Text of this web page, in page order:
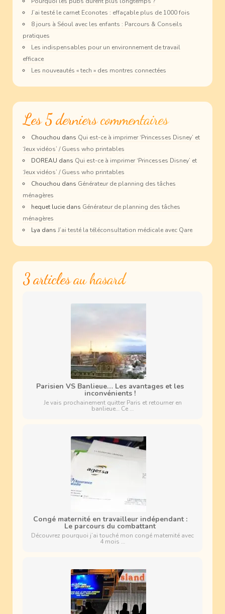
J’ai testé le carnet Econotes : effaçable plus de 1000 fois
8 jours à Séoul avec les enfants : Parcours & Conseils
pratiques
Les indispensables pour un environnement de travail
efficace
Les nouveautés « tech » des montres connectées
Les 5 derniers commentaires
Chouchou dans Qui est-ce à imprimer ‘Princesses Disney’ et
‘Jeux vidéos’ / Guess who printables
DOREAU dans Qui est-ce à imprimer ‘Princesses Disney’ et
‘Jeux vidéos’ / Guess who printables
Chouchou dans Générateur de planning des tâches
ménagères
hequet lucie dans Générateur de planning des tâches
ménagères
Lya dans J’ai testé la téléconsultation médicale avec Qare
3 articles au hasard
Parisien VS Banlieue… Les avantages et les
inconvénients !
Je vais prochainement quitter Paris et retourner en
banlieue… Ce …
Congé maternité en travailleur indépendant :
Le parcours du combattant
Découvrez pourquoi j’ai touché mon congé maternité avec
4 mois …